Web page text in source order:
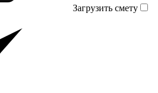
Загрузить смету